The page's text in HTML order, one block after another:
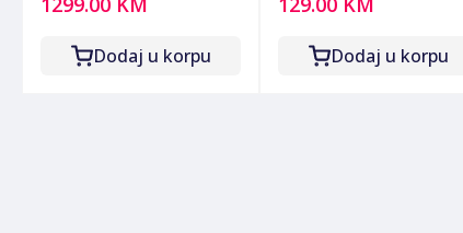
46mm Titanium
Dodaj u korpu
Black
Dodaj u korpu